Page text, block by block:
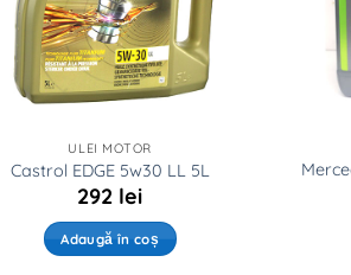
ULEI MOTOR
Castrol EDGE 5w30 LL 5L
292 lei
Adaugă în coș